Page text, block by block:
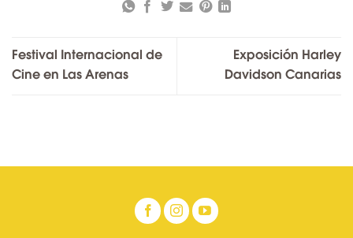
Festival Internacional de
Cine en Las Arenas
Exposición Harley
Davidson Canarias